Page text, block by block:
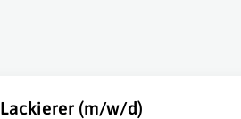
Lackierer (m/w/d) ️